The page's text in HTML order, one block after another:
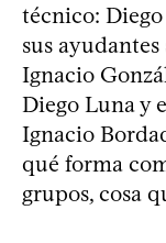
técnico:
sus
Ignacio
Diego Luna y
Ignacio
qué forma
grupos, cosa